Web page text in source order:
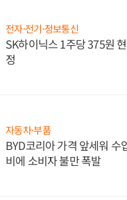
전자·전기·정보통신
SK하이닉스 1주당 375원
정
자동차·부품
BYD코리아 가격 앞세워 수
비에 소비자 불만 폭발